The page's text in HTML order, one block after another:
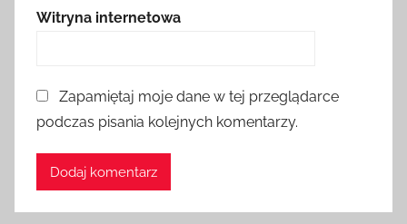
Witryna internetowa
Zapamiętaj moje dane w tej przeglądarce
podczas pisania kolejnych komentarzy.